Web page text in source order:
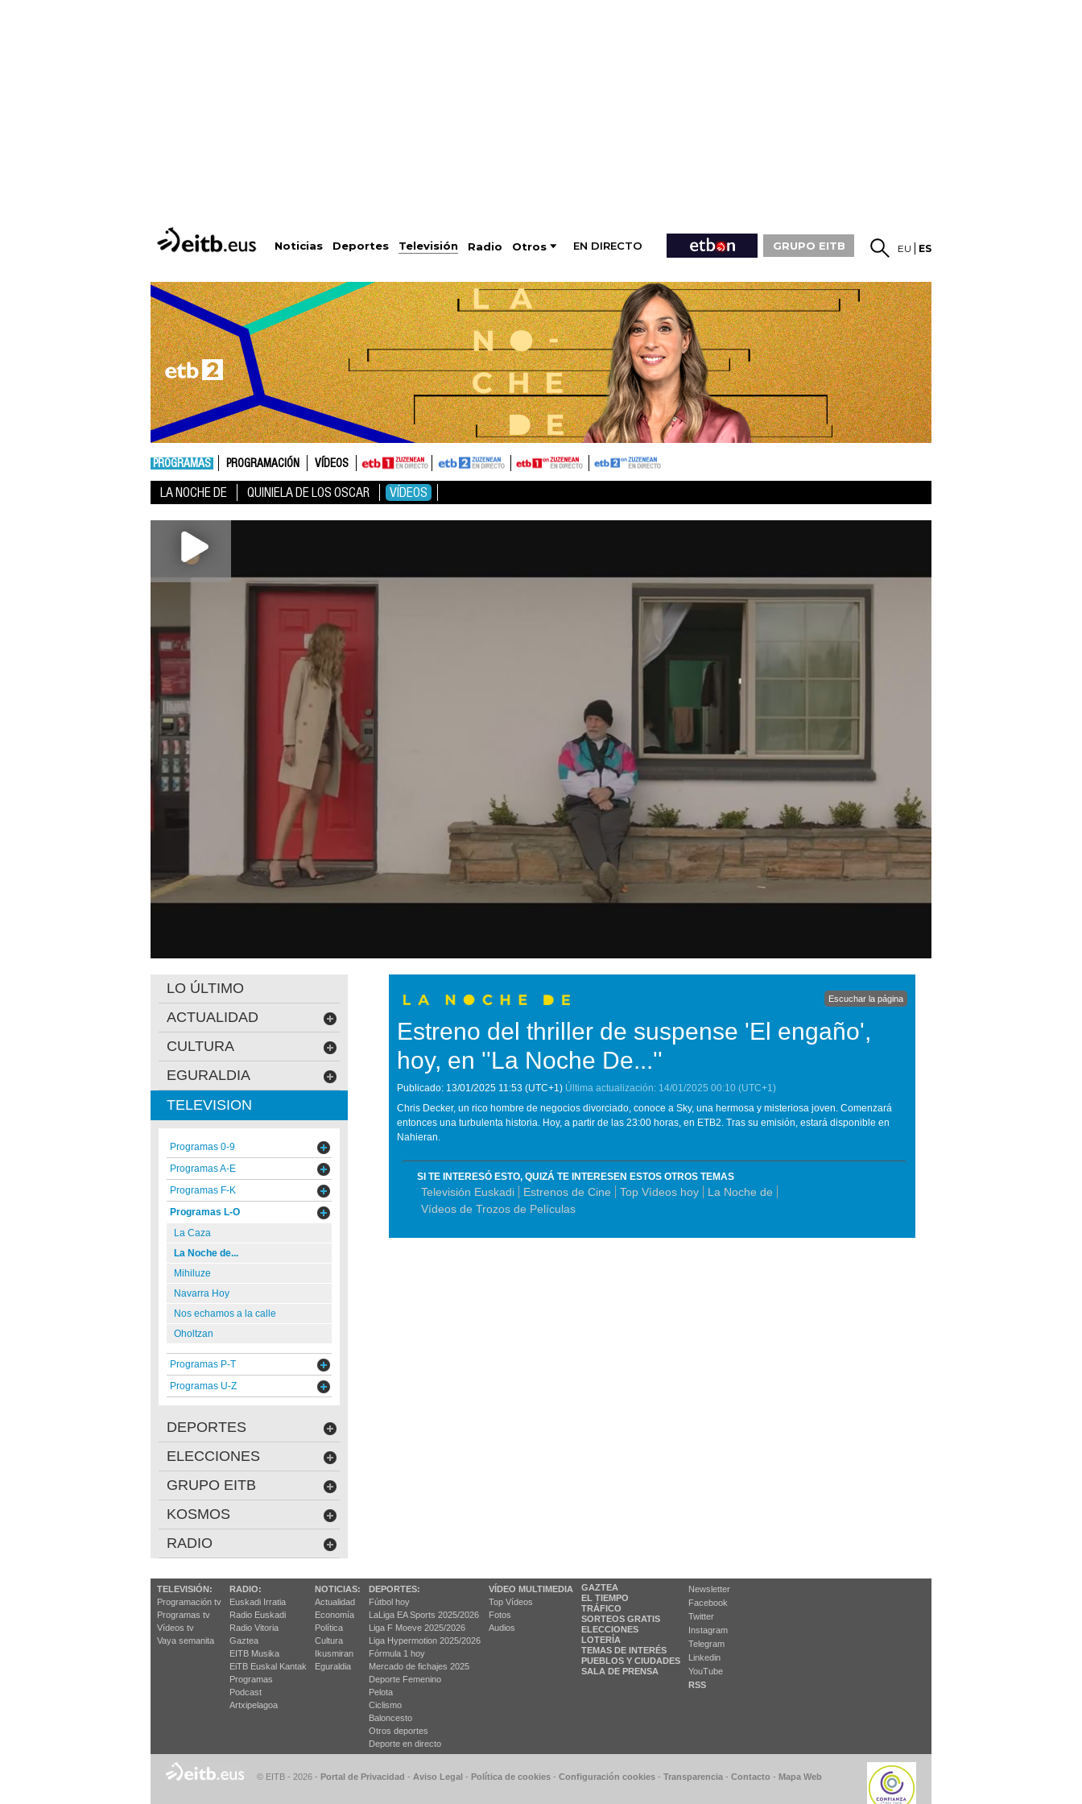
Noticias Deportes Televisión Radio Otros EN DIRECTO GRUPO EITB EU ES
PROGRAMAS PROGRAMACIÓN VÍDEOS
LA NOCHE DE QUINIELA DE LOS OSCAR VÍDEOS
Escuchar la página
Estreno del thriller de suspense 'El engaño',
hoy, en ''La Noche De...''
Publicado: 13/01/2025 11:53 (UTC+1) Última actualización: 14/01/2025 00:10 (UTC+1)
Chris Decker, un rico hombre de negocios divorciado, conoce a Sky, una hermosa y misteriosa joven. Comenzará
entonces una turbulenta historia. Hoy, a partir de las 23:00 horas, en ETB2. Tras su emisión, estará disponible en
Nahieran.
SI TE INTERESÓ ESTO, QUIZÁ TE INTERESEN ESTOS OTROS TEMAS
Televisión Euskadi Estrenos de Cine Top Vídeos hoy
La Noche de
Vídeos de Trozos de Películas
LO ÚLTIMO
ACTUALIDAD
CULTURA
EGURALDIA
TELEVISION
Programas 0-9
Programas A-E
Programas F-K
Programas L-O
La Caza
La Noche de...
Mihiluze
Navarra Hoy
Nos echamos a la calle
Oholtzan
Programas P-T
Programas U-Z
DEPORTES
ELECCIONES
GRUPO EITB
KOSMOS
RADIO
TELEVISIÓN:
Programación tv
Programas tv
Vídeos tv
Vaya semanita
RADIO:
Euskadi Irratia
Radio Euskadi
Radio Vitoria
Gaztea
EITB Musika
EiTB Euskal Kantak
Programas
Podcast
Artxipelagoa
NOTICIAS:
Actualidad
Economía
Política
Cultura
Ikusmiran
Eguraldia
DEPORTES:
Fútbol hoy
LaLiga EA Sports 2025/2026
Liga F Moeve 2025/2026
Liga Hypermotion 2025/2026
Fórmula 1 hoy
Mercado de fichajes 2025
Deporte Femenino
Pelota
Ciclismo
Baloncesto
Otros deportes
Deporte en directo
VÍDEO MULTIMEDIA
Top Vídeos
Fotos
Audios
GAZTEA
EL TIEMPO
TRÁFICO
SORTEOS GRATIS
ELECCIONES
LOTERÍA
TEMAS DE INTERÉS
PUEBLOS Y CIUDADES
SALA DE PRENSA
Newsletter
Facebook
Twitter
Instagram
Telegram
Linkedin
YouTube
RSS
© EITB - 2026 - Portal de Privacidad - Aviso Legal - Política de cookies - Configuración cookies - Transparencia - Contacto - Mapa Web